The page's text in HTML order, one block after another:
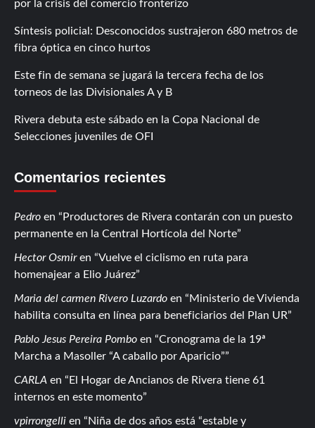
por la crisis del comercio fronterizo
Síntesis policial: Desconocidos sustrajeron 680 metros de
fibra óptica en cinco hurtos
Este fin de semana se jugará la tercera fecha de los
torneos de las Divisionales A y B
Rivera debuta este sábado en la Copa Nacional de
Selecciones juveniles de OFI
Comentarios recientes
Pedro en
Productores de Rivera contarán con un puesto
permanente en la Central Hortícola del Norte
Hector Osmiren
Vuelve el ciclismo en ruta para
homenajear a Elio Juárez
Maria del carmen Rivero Luzardo en
Ministerio de Vivienda
habilita consulta en línea para beneficiarios del Plan UR
Pablo Jesus Pereira Pombo en
Cronograma de la 19ª
Marcha a Masoller “A caballo por Aparicio”
CARLA en
El Hogar de Ancianos de Rivera tiene 61
internos en este momento
vpirrongelli en Niña de dos años está “estable y